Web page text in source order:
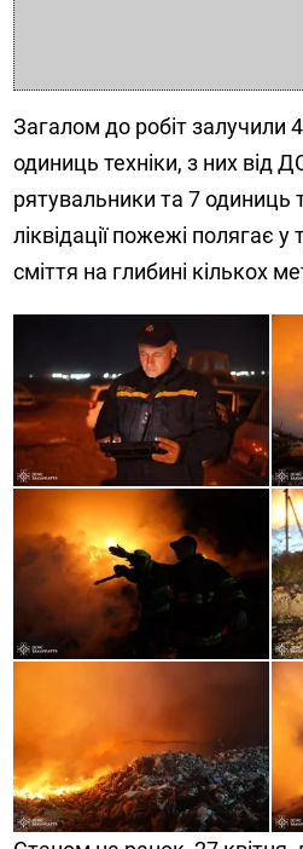
Загалом до робіт залучили
одиниць техніки, з них від
рятувальники та 7 одиниць
ліквідації пожежі полягає у
сміття на глибині кількох